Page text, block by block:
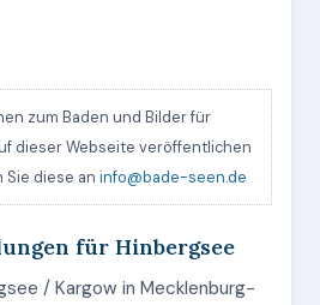
zum Baden und Bilder für
dieser Webseite veröffentlichen
Sie diese an info@bade-seen.de
für Hinbergsee
/ Kargow in Mecklenburg-